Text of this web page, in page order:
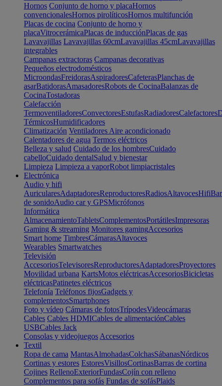
Hornos Conjunto de horno y placaHornos
convencionalesHornos pirolíticosHornos multifunción
Placas de cocina Conjunto de horno y
placaVitrocerámicaPlacas de inducciónPlacas de gas
Lavavajillas Lavavajillas 60cmLavavajillas 45cmLavavajillas
integrables
Campanas extractoras Campanas decorativas
Pequeños electrodomésticos
MicroondasFreidorasAspiradoresCafeterasPlanchas de
asarBatidorasAmasadoresRobots de CocinaBalanzas de
CocinaTostadoras
Calefacción
TermoventiladoresConvectoresEstufasRadiadoresCalefactores
TérmicosHumidificadores
Climatización Ventiladores Aire acondicionado
Calentadores de agua Termos eléctricos
Belleza y salud Cuidado de los hombresCuidado
cabelloCuidado dentalSalud y bienestar
Limpieza Limpieza a vaporRobot limpiacristales
Electrónica
Audio y hifi
AuricularesAdaptadoresReproductoresRadiosAltavocesHifi
de sonidoAudio car y GPSMicrófonos
Informática
AlmacenamientoTabletsComplementosPortátilesImpresoras
Gaming & streaming Monitores gamingAccesorios
Smart home TimbresCámarasAltavoces
Wearables Smartwatches
Televisión
AccesoriosTelevisoresReproductoresAdaptadoresProyectores
Movilidad urbana KartsMotos eléctricasAccesoriosBicicletas
eléctricasPatinetes eléctricos
Telefonía Teléfonos fijosGadgets y
complementosSmartphones
Foto y vídeo Cámaras de fotosTrípodesVideocámaras
Cables Cables HDMICables de alimentaciónCables
USBCables Jack
Consolas y videojuegos Accesorios
Textil
Ropa de cama MantasAlmohadasColchasSábanasNórdicos
Cortinas y estores EstoresVisillosCortinasBarras de cortina
Cojines RellenoExteriorFundasCojín con relleno
Complementos para sofás Fundas de sofásPlaids